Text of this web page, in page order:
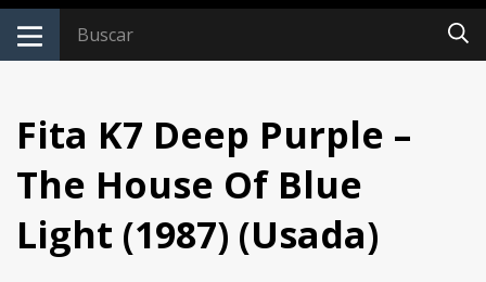
Fita K7 Deep Purple –
The House Of Blue
Light (1987) (Usada)